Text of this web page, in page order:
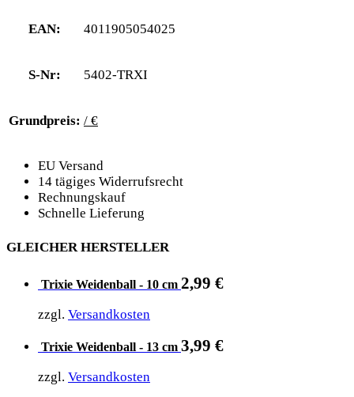
EAN: 4011905054025
S-Nr: 5402-TRXI
Grundpreis: / €
EU Versand
14 tägiges Widerrufsrecht
Rechnungskauf
Schnelle Lieferung
GLEICHER HERSTELLER
Trixie Weidenball - 10 cm 2,99 €
zzgl. Versandkosten
Trixie Weidenball - 13 cm 3,99 €
zzgl. Versandkosten